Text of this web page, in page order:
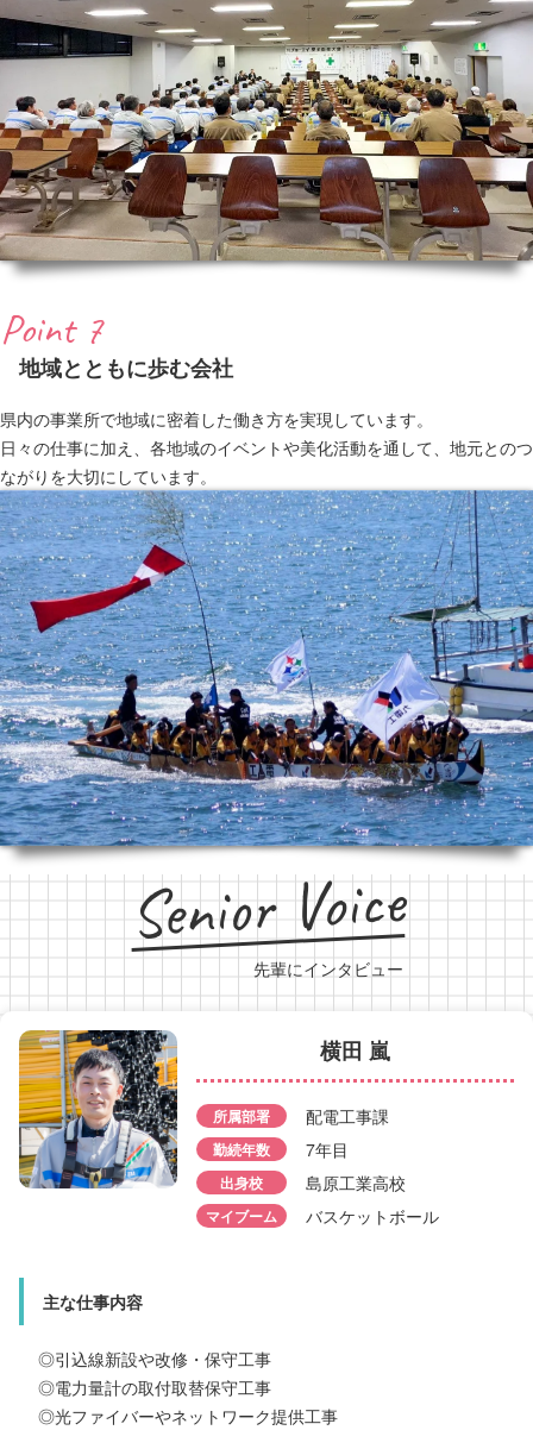
Point 7
地域とともに歩む会社
県内の事業所で地域に密着した働き方を実現しています。
日々の仕事に加え、各地域のイベントや美化活動を通して、地元とのつ
ながりを大切にしています。
Senior Voice
先輩にインタビュー
横田 嵐
所属部署 配電工事課
勤続年数 7年目
出身校 島原工業高校
マイブーム バスケットボール
主な仕事内容
◎引込線新設や改修・保守工事
◎電力量計の取付取替保守工事
◎光ファイバーやネットワーク提供工事
水谷 隆之介
所属部署
勤続年数 4年目
出身校 長崎工業高校
◎照明器具取付
◎道路照明・信号機の設置
◎高圧受変電設備の更新工事